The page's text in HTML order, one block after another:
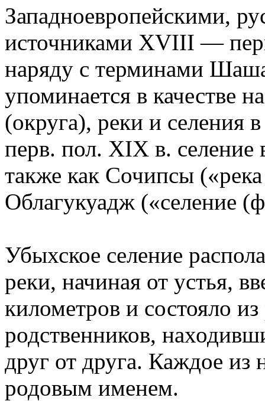
Западноевропейскими,
источниками XVIII —
наряду с терминами
упоминается в качестве
(округа), реки и селения
перв. пол. XIX в. селение
также как Сочипсы
Облагукуадж («селение
Убыхское селение
реки, начиная от устья,
километров и состояло
родственников,
друг от друга. Каждое из
родовым именем.